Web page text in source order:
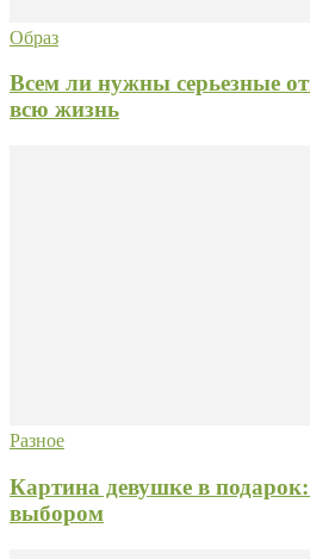
Образ
Всем ли нужны серьезные
всю жизнь
Разное
Картина девушке в
выбором